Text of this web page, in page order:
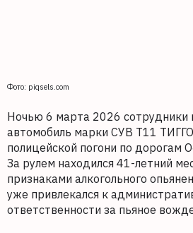
Фото: piqsels.com
Ночью 6 марта 2026 сотрудники
автомобиль марки СУВ Т11
полицейской погони по дорогам
За рулем находился 41-летний
признаками алкогольного
уже привлекался к
ответственности за пьяное